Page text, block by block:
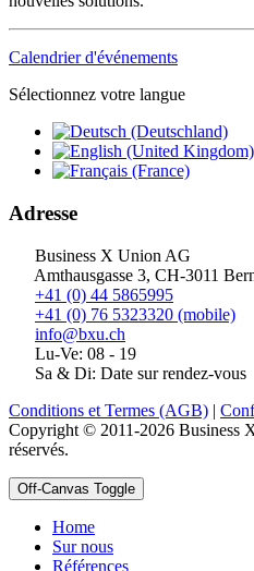
Calendrier d'événements
Sélectionnez votre langue
Adresse
Business X Union AG
Amthausgasse 3, CH-3011
+41 (0) 44 5865995
+41 (0) 76 5323320 (mobile)
info@bxu.ch
Lu-Ve: 08 - 19
Sa & Di: Date sur rendez-vous
Conditions et Termes (AGB) |
Copyright © 2011-2026 Business
réservés.
Off-Canvas Toggle
Home
Sur nous
Références